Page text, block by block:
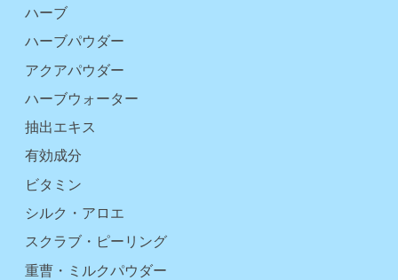
ハーブ
ハーブパウダー
アクアパウダー
ハーブウォーター
抽出エキス
有効成分
ビタミン
シルク・アロエ
スクラブ・ピーリング
重曹・ミルクパウダー